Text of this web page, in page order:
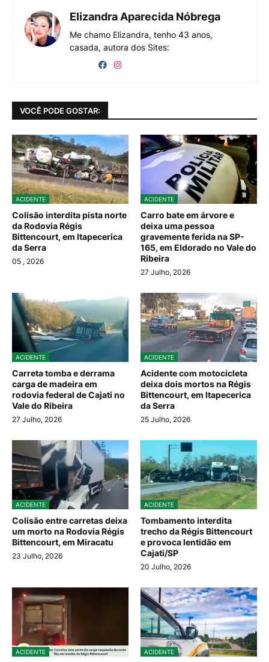
Elizandra Aparecida Nóbrega
Me chamo Elizandra, tenho 43 anos,
casada, autora dos Sites:
VOCÊ PODE GOSTAR:
ACIDENTE
Colisão interdita pista norte
da Rodovia Régis
Bittencourt, em Itapecerica
da Serra
05 , 2026
ACIDENTE
Carro bate em árvore e
deixa uma pessoa
gravemente ferida na SP-
165, em Eldorado no Vale do
Ribeira
27 Julho, 2026
ACIDENTE
Carreta tomba e derrama
carga de madeira em
rodovia federal de Cajati no
Vale do Ribeira
27 Julho, 2026
ACIDENTE
Acidente com motocicleta
deixa dois mortos na Régis
Bittencourt, em Itapecerica
da Serra
25 Julho, 2026
ACIDENTE
Colisão entre carretas deixa
um morto na Rodovia Régis
Bittencourt, em Miracatu
23 Julho, 2026
ACIDENTE
Tombamento interdita
trecho da Régis Bittencourt
e provoca lentidão em
Cajati/SP
20 Julho, 2026
ACIDENTE ACIDENTE